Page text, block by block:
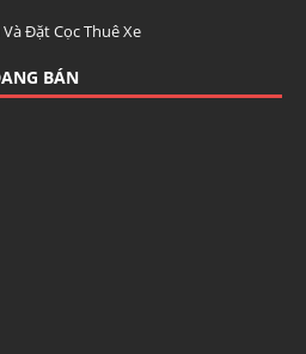
Đặt Cọc Thuê Xe
BÁN